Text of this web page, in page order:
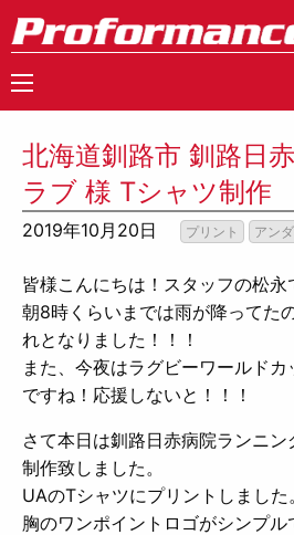
北海道釧路市 釧路日
ラブ 様 Tシャツ制作
2019年10月20日 プリント アン
皆様こんにちは！スタッフの松永
朝8時くらいまでは雨が降ってた
れとなりました！！！
また、今夜はラグビーワールド
ですね！応援しないと！！！
さて本日は釧路日赤病院ランニ
制作致しました。
UAのTシャツにプリントしまし
胸のワンポイントロゴがシンプ